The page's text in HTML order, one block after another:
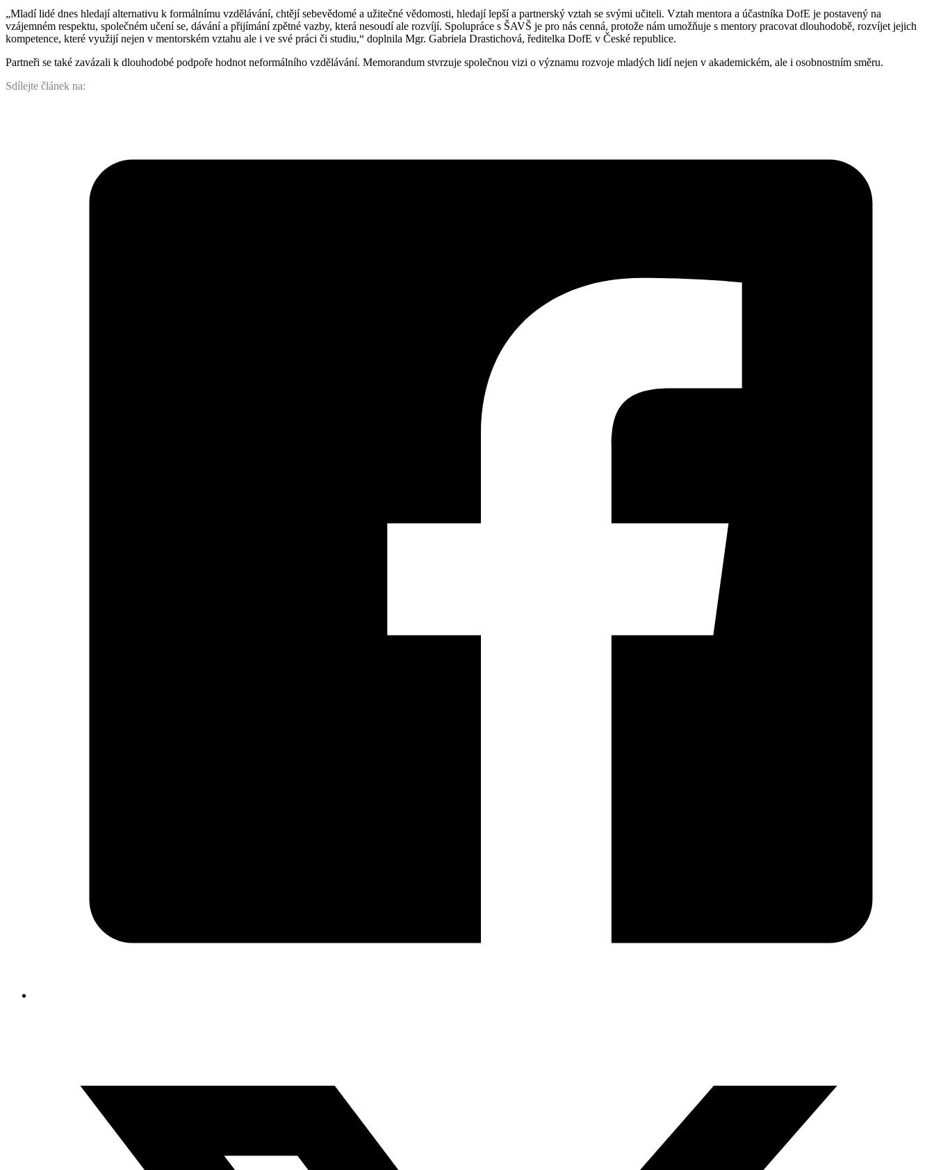
„Mladí lidé dnes hledají alternativu k formálnímu vzdělávání, chtějí sebevědomé a užitečné vědomosti, hledají lepší a partnerský vztah se svými učiteli. Vztah mentora a účastníka DofE je postavený na
vzájemném respektu, společném učení se, dávání a přijímání zpětné vazby, která nesoudí ale rozvíjí. Spolupráce s ŠAVŠ je pro nás cenná, protože nám umožňuje s mentory pracovat dlouhodobě, rozvíjet jejich
kompetence, které využijí nejen v mentorském vztahu ale i ve své práci či studiu,“ doplnila Mgr. Gabriela Drastichová, ředitelka DofE v České republice.
Partneři se také zavázali k dlouhodobé podpoře hodnot neformálního vzdělávání. Memorandum stvrzuje společnou vizi o významu rozvoje mladých lidí nejen v akademickém, ale i osobnostním směru.
Sdílejte článek na: